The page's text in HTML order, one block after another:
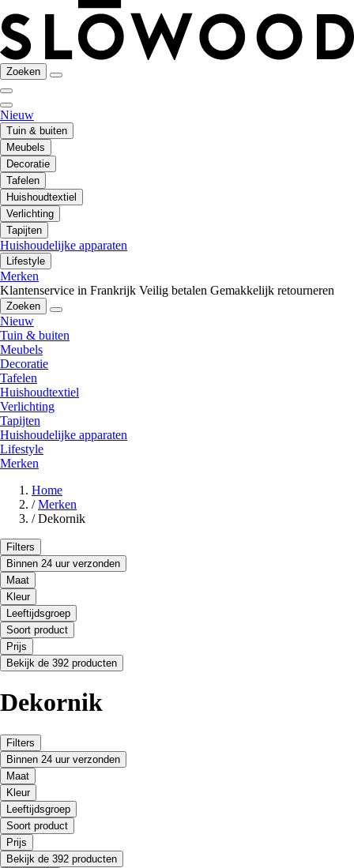
Zoeken
Nieuw
Tuin & buiten
Meubels
Decoratie
Tafelen
Huishoudtextiel
Verlichting
Tapijten
Huishoudelijke apparaten
Lifestyle
Merken
Klantenservice in Frankrijk Veilig betalen Gemakkelijk retourneren
Zoeken
Nieuw
Tuin & buiten
Meubels
Decoratie
Tafelen
Huishoudtextiel
Verlichting
Tapijten
Huishoudelijke apparaten
Lifestyle
Merken
Home
/ Merken
/ Dekornik
Filters
Binnen 24 uur verzonden
Maat
Kleur
Leeftijdsgroep
Soort product
Prijs
Bekijk de 392 producten
Dekornik
Filters
Binnen 24 uur verzonden
Maat
Kleur
Leeftijdsgroep
Soort product
Prijs
Bekijk de 392 producten